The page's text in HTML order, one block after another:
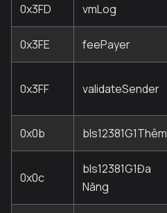
0x3FD vmLog
0x3FE feePayer
0x3FF validateSender
0x0b bls12381G1Thêm
0x0c
bls12381G1Đa
Năng